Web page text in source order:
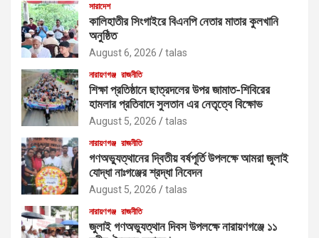
সারাদেশ
কালিহাতীর সিংগাইরে বিএনপি নেতার মাতার কুলখানি
অনুষ্ঠিত
August 6, 2026 talas
নারায়ণগঞ্জ রাজনীতি
শিক্ষা প্রতিষ্ঠানে ছাত্রদলের উপর জামাত-শিবিরের
হামলার প্রতিবাদে সুলতান এর নেতৃত্বে বিক্ষোভ
August 5, 2026 talas
নারায়ণগঞ্জ রাজনীতি
গণঅভ্যুত্থানের দ্বিতীয় বর্ষপূর্তি উপলক্ষে আমরা জুলাই
যোদ্ধা নাঃগঞ্জের শ্রদ্ধা নিবেদন
August 5, 2026 talas
নারায়ণগঞ্জ রাজনীতি
জুলাই গণঅভ্যুত্থান দিবস উপলক্ষে নারায়ণগঞ্জে ১১